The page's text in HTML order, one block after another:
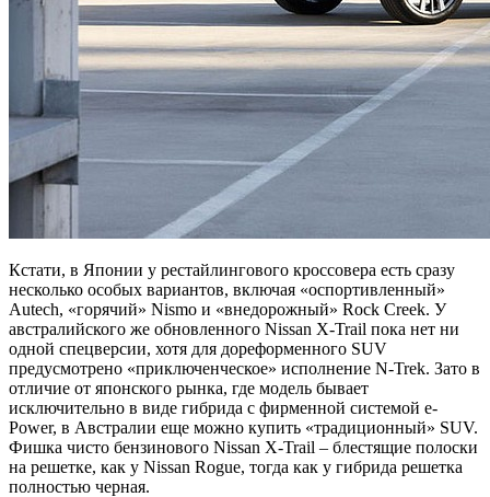
Кстати, в Японии у рестайлингового кроссовера есть сразу
несколько особых вариантов, включая «оспортивленный»
Autech, «горячий» Nismo и «внедорожный» Rock Creek. У
австралийского же обновленного Nissan X-Trail пока нет ни
одной спецверсии, хотя для дореформенного SUV
предусмотрено «приключенческое» исполнение N-Trek. Зато в
отличие от японского рынка, где модель бывает
исключительно в виде гибрида с фирменной системой e-
Power, в Австралии еще можно купить «традиционный» SUV.
Фишка чисто бензинового Nissan X-Trail – блестящие полоски
на решетке, как у Nissan Rogue, тогда как у гибрида решетка
полностью черная.